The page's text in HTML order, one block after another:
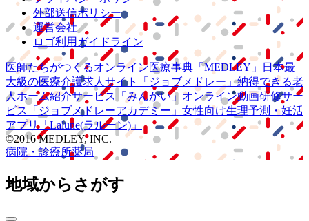
外部送信ポリシー
運営会社
ロゴ利用ガイドライン
医師たちがつくるオンライン医療事典 「MEDLEY」
日本最
大級の医療介護求人サイト 「ジョブメドレー」納得できる老
人ホーム紹介サービス
「みんかい」 オンライン動画研修サー
ビス
「ジョブメドレーアカデミー」 女性向け生理予測・妊活
アプリ「Lalune(ラルーン)」
©2016 MEDLEY, INC.
病院・診療所薬局
地域からさがす